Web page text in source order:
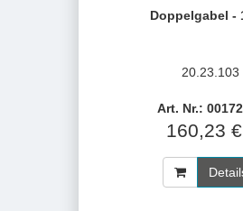
Doppelgabel -
20.23.103
Art. Nr.:
160,23